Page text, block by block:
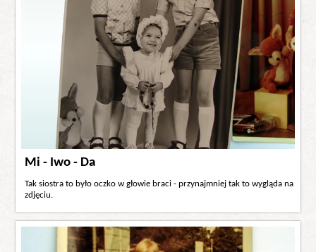
Mi - Iwo - Da
Tak siostra to było oczko w głowie braci - przynajmniej tak to wygląda na
zdjęciu.